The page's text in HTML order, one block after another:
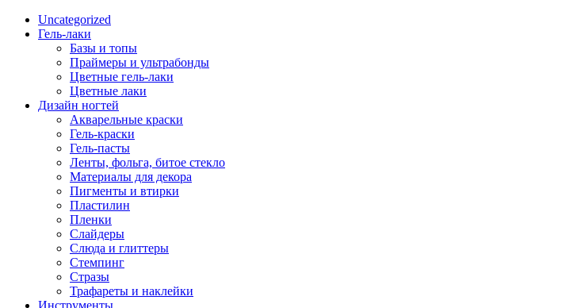
Uncategorized
Гель-лаки
Базы и топы
Праймеры и ультрабонды
Цветные гель-лаки
Цветные лаки
Дизайн ногтей
Акварельные краски
Гель-краски
Гель-пасты
Ленты, фольга, битое стекло
Материалы для декора
Пигменты и втирки
Пластилин
Пленки
Слайдеры
Слюда и глиттеры
Стемпинг
Стразы
Трафареты и наклейки
Инструменты